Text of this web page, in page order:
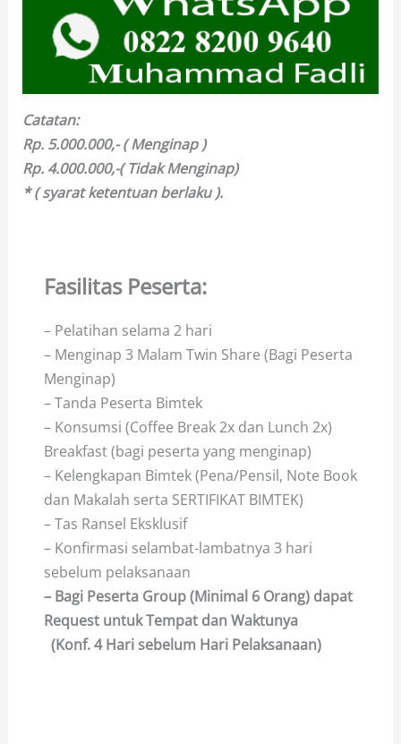
Catatan:
Rp. 5.000.000,- ( Menginap )
Rp. 4.000.000,-( Tidak Menginap)
* ( syarat ketentuan berlaku ).
Fasilitas Peserta:
– Pelatihan selama 2 hari
– Menginap 3 Malam Twin Share (Bagi Peserta
Menginap)
– Tanda Peserta Bimtek
– Konsumsi (Coffee Break 2x dan Lunch 2x)
Breakfast (bagi peserta yang menginap)
– Kelengkapan Bimtek (Pena/Pensil, Note Book
dan Makalah serta SERTIFIKAT BIMTEK)
– Tas Ransel Eksklusif
– Konfirmasi selambat-lambatnya 3 hari
sebelum pelaksanaan
– Bagi Peserta Group (Minimal 6 Orang) dapat
Request untuk Tempat dan Waktunya
(Konf. 4 Hari sebelum Hari Pelaksanaan)